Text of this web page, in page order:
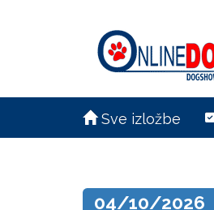
Sve izložbe
04/10/2026